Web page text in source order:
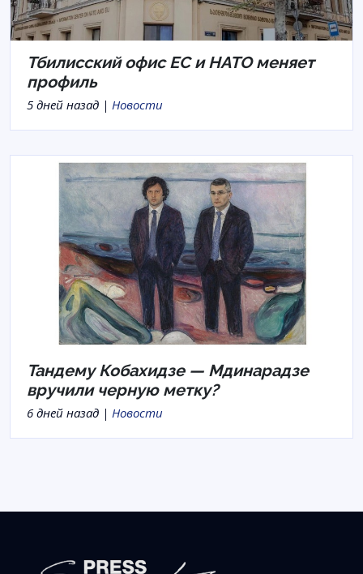
Тбилисский офис ЕС и НАТО меняет
профиль
5 дней назад | Новости
Тандему Кобахидзе — Мдинарадзе
вручили черную метку?
6 дней назад | Новости